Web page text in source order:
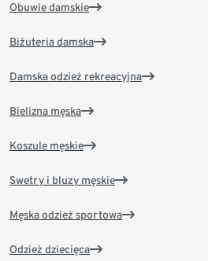
Obuwie damskie
Biżuteria damska
Damska odzież rekreacyjna
Bielizna męska
Koszule męskie
Swetry i bluzy męskie
Męska odzież sportowa
Odzież dziecięca